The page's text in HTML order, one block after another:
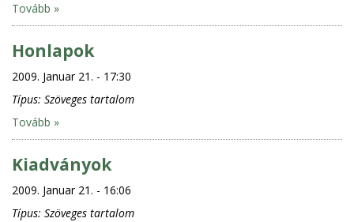
Tovább »
Honlapok
2009. Januar 21. - 17:30
Típus: Szöveges tartalom
Tovább »
Kiadványok
2009. Januar 21. - 16:06
Típus: Szöveges tartalom